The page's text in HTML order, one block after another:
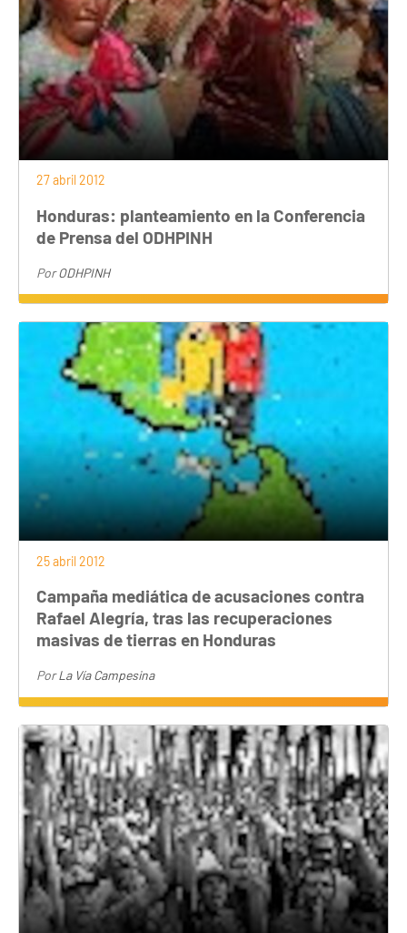
27 abril 2012
Honduras: planteamiento en la Conferencia
de Prensa del ODHPINH
PorODHPINH
25 abril 2012
Campaña mediática de acusaciones contra
Rafael Alegría, tras las recuperaciones
masivas de tierras en Honduras
PorLa Vía Campesina